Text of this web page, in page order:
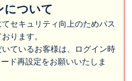
ついて
セキュリティ向上のためパス
ります。
ているお客様は、ログイン時
ド再設定をお願いいたしま